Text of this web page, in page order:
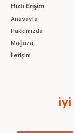
Hızlı Erişim
Anasayfa
Hakkımızda
Mağaza
İletişim
iyi